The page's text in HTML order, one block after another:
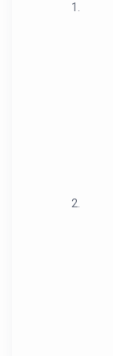
1.
2.